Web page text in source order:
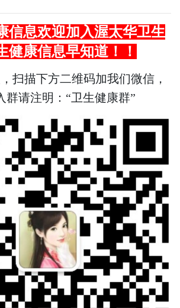
信息欢迎加入渥太华卫生
健康信息早知道！！
扫描下方二维码加我们微信，
群请注明：“卫生健康群”